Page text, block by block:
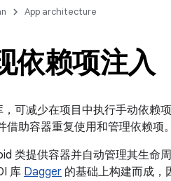
App architecture
依赖项注入
可减少在项目中执行手动依赖
助容器重复使用和管理依赖项。
类提供容器并自动管理其生命
库 Dagger 的基础上构建而成，